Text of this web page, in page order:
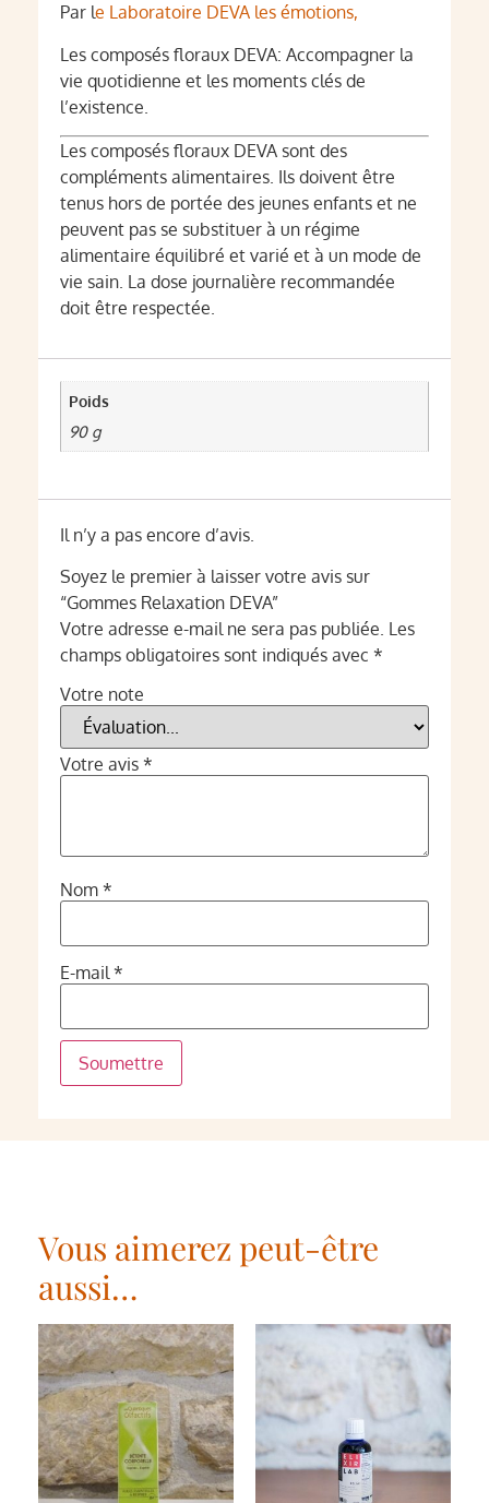
Par le Laboratoire DEVA les émotions,
Les composés floraux DEVA: Accompagner la
vie quotidienne et les moments clés de
l’existence.
Les composés floraux DEVA sont des
compléments alimentaires. Ils doivent être
tenus hors de portée des jeunes enfants et ne
peuvent pas se substituer à un régime
alimentaire équilibré et varié et à un mode de
vie sain. La dose journalière recommandée
doit être respectée.
Poids
90 g
Il n’y a pas encore d’avis.
Soyez le premier à laisser votre avis sur
“Gommes Relaxation DEVA”
Votre adresse e-mail ne sera pas publiée. Les
champs obligatoires sont indiqués avec *
Votre note
Votre avis *
Nom *
E-mail *
Vous aimerez peut-être
aussi…